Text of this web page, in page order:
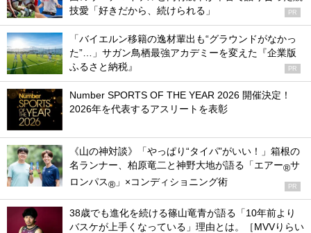
技愛「好きだから、続けられる」
PR
「バイエルン移籍の逸材輩出も“グラウンドがなかっ
た”…」サガン鳥栖最強アカデミーを変えた『企業版
ふるさと納税』
PR
Number SPORTS OF THE YEAR 2026 開催決定！
2026年を代表するアスリートを表彰
《山の神対談》「やっぱり“タイパ”がいい！」箱根の
名ランナー、柏原竜二と神野大地が語る「エアー®サ
ロンパス® 」×コンディショニング術 PR
38歳でも進化を続ける篠山竜青が語る「10年前より
バスケが上手くなっている」理由とは。［MVVりらい